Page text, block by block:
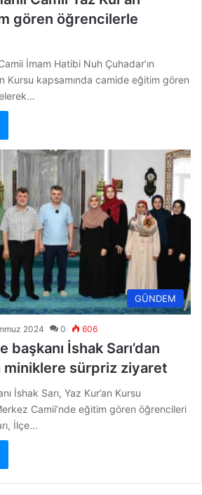
gören öğrencilerle
İmam Hatibi Nuh Çuhadar’ın
Kursu kapsamında camide eğitim gören
GÜNDEM
2024 0 606
İshak Sarı’dan
miniklere sürpriz ziyaret
İshak Sarı, Yaz Kur’an Kursu
Camii’nde eğitim gören öğrencileri
İlçe…